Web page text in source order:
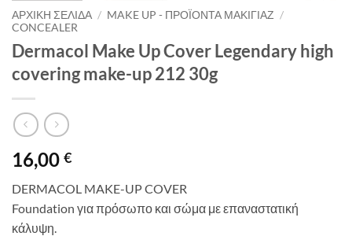
ΑΡΧΙΚΉ ΣΕΛΊΔΑ / MAKE UP - ΠΡΟΪΌΝΤΑ ΜΑΚΙΓΙΆΖ /
CONCEALER
Dermacol Make Up Cover Legendary high
covering make-up 212 30g
16,00 €
DERMACOL MAKE-UP COVER
Foundation για πρόσωπο και σώμα με επαναστατική
κάλυψη.